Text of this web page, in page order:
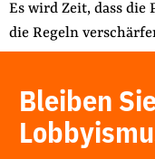
Es wird Zeit, dass die
die Regeln
Bleiben